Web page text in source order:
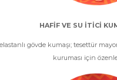
HAFİF VE SU İTİCİ
gövde kumaşı; tesettür
kuruması için